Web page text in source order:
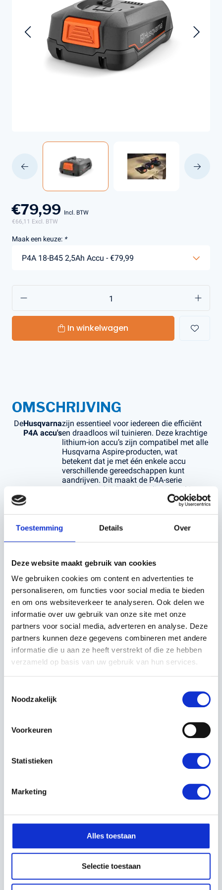
Toestemming Details Over
Deze website maakt gebruik van cookies
We gebruiken cookies om content en advertenties te
personaliseren, om functies voor social media te bieden
en om ons websiteverkeer te analyseren. Ook delen we
informatie over uw gebruik van onze site met onze
partners voor social media, adverteren en analyse. Deze
partners kunnen deze gegevens combineren met andere
informatie die u aan ze heeft verstrekt of die ze hebben
verzameld op basis van uw gebruik van hun services.
Noodzakelijk
Voorkeuren
Statistieken
Marketing
Alles toestaan
Selectie toestaan
€79,99 Incl. BTW
€66,11 Excl. BTW
Maak een keuze: *
In winkelwagen
OMSCHRIJVING
DeHusqvarna
P4A accu's
zijn essentieel voor iedereen die efficiënt
en draadloos wil tuinieren. Deze krachtige
lithium-ion accu’s zijn compatibel met alle
Husqvarna Aspire-producten, wat
betekent dat je met één enkele accu
verschillende gereedschappen kunt
aandrijven. Dit maakt de P4A-serie
extreem veelzijdig en handig voor al je
Snel opladen: Met de juiste Husqvarna oplader zijn
deze accu's snel weer volledig opgeladen en klaar
voor gebruik, zodat je niet lang hoeft te wachten.
Milieuvriendelijk: Door te kiezen voor een oplaadbare
accu, verminder je je ecologische voetafdruk en
bespaar je kosten op de lange termijn.
Compatibiliteit: De Husqvarna P4A accu's werken met
verschillende apparaten in de Aspire-serie, van
grasmaaiers tot heggenscharen, waardoor je minder
losse accu's nodig hebt.
nodig hebt voor al je tuinwerkzaamheden, of het nu gaat
om het maaien van je gazon of het snoeien van bomen.
EAN: 7333377024373